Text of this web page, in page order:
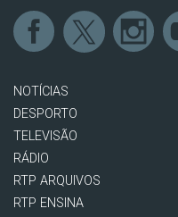
NOTÍCIAS
DESPORTO
TELEVISÃO
RÁDIO
RTP ARQUIVOS
RTP ENSINA